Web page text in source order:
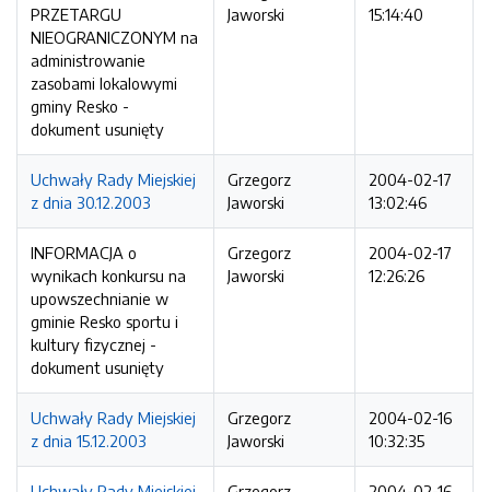
PRZETARGU
NIEOGRANICZONYM na
administrowanie
zasobami lokalowymi
gminy Resko -
dokument usunięty
Jaworski
15:14:40
Uchwały Rady Miejskiej
z dnia 30.12.2003
Grzegorz
Jaworski
2004-02-17
13:02:46
INFORMACJA o
wynikach konkursu na
upowszechnianie w
gminie Resko sportu i
kultury fizycznej -
dokument usunięty
Grzegorz
Jaworski
2004-02-17
12:26:26
Uchwały Rady Miejskiej
z dnia 15.12.2003
Grzegorz
Jaworski
2004-02-16
10:32:35